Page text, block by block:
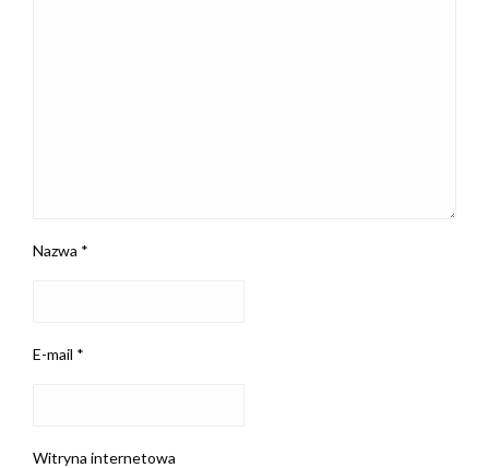
Nazwa *
E-mail *
Witryna internetowa